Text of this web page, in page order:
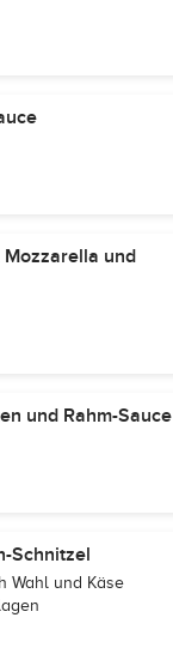
und
und Rahm-Sauce
Schnitzel
Wahl und Käse